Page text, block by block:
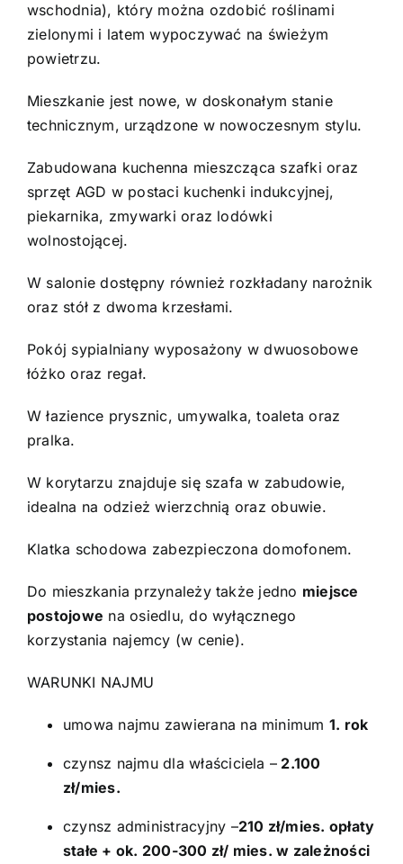
wschodnia), który można ozdobić roślinami
zielonymi i latem wypoczywać na świeżym
powietrzu.
Mieszkanie jest nowe, w doskonałym stanie
technicznym, urządzone w nowoczesnym stylu.
Zabudowana kuchenna mieszcząca szafki oraz
sprzęt AGD w postaci kuchenki indukcyjnej,
piekarnika, zmywarki oraz lodówki
wolnostojącej.
W salonie dostępny również rozkładany narożnik
oraz stół z dwoma krzesłami.
Pokój sypialniany wyposażony w dwuosobowe
łóżko oraz regał.
W łazience prysznic, umywalka, toaleta oraz
pralka.
W korytarzu znajduje się szafa w zabudowie,
idealna na odzież wierzchnią oraz obuwie.
Klatka schodowa zabezpieczona domofonem.
Do mieszkania przynależy także jedno miejsce
postojowe na osiedlu, do wyłącznego
korzystania najemcy (w cenie).
WARUNKI NAJMU
umowa najmu zawierana na minimum 1. rok
czynsz najmu dla właściciela – 2.100
zł/mies.
czynsz administracyjny –210 zł/mies. opłaty
stałe + ok. 200-300 zł/ mies. w zależności